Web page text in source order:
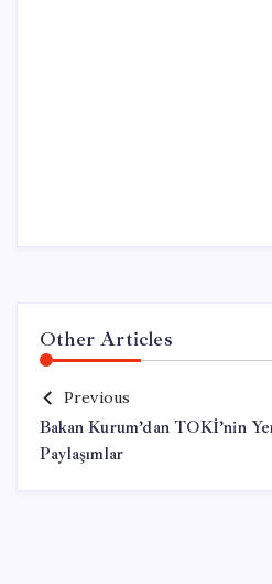
Other Articles
Previous
Bakan Kurum’dan TOKİ’nin
Paylaşımlar